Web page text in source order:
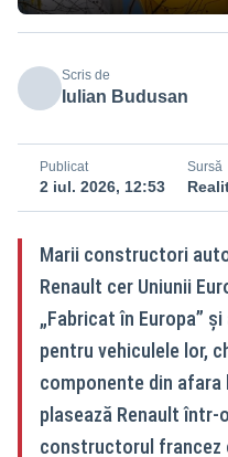
Scris de
Iulian Budusan
Publicat
2 iul. 2026, 12:53
Sursă
Marii constructori
Renault cer Uniunii
„Fabricat în Europa”
pentru vehiculele lor,
componente din afara
plasează Renault
constructorul francez